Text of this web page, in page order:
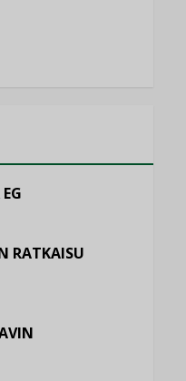
RATKAISU